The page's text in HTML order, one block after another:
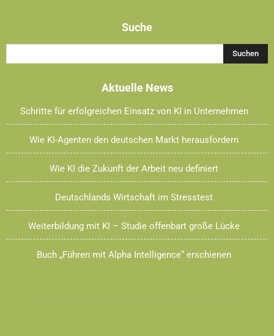
Suche
Aktuelle News
Schritte für erfolgreichen Einsatz von KI in Unternehmen
Wie KI-Agenten den deutschen Markt herausfordern
Wie KI die Zukunft der Arbeit neu definiert
Deutschlands Wirtschaft im Stresstest
Weiterbildung mit KI – Studie offenbart große Lücke
Buch „Führen mit Alpha Intelligence“ erschienen